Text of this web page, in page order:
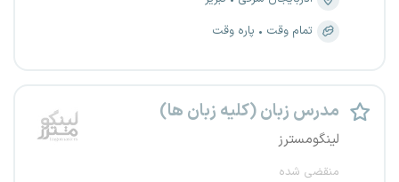
تمام وقت
پاره وقت
مدرس زبان (کلیه زبان ها)
لینگومسترز
منقضی شده